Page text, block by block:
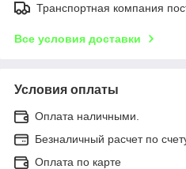
Транспортная компания
Все условия доставки
Условия оплаты
Оплата наличными.
Безналичный расчет по
Оплата по карте